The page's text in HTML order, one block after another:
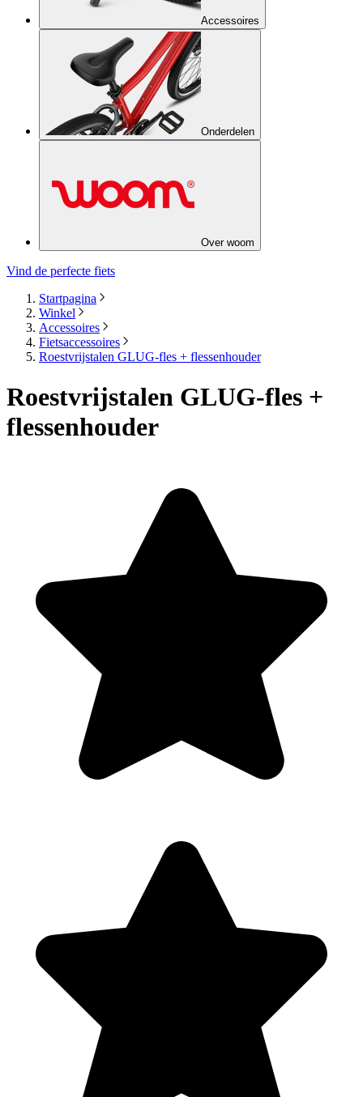
Accessoires
Onderdelen
Over woom
Vind de perfecte fiets
Startpagina
Winkel
Accessoires
Fietsaccessoires
Roestvrijstalen GLUG-fles + flessenhouder
Roestvrijstalen GLUG-fles +
flessenhouder